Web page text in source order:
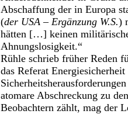
Abschaffung der in Europa
(der USA – Ergänzung W.S.)
hätten […] keinen
Ahnungslosigkeit.“
Rühle schrieb früher Reden
das Referat
atomare Abschreckung zu
Beobachtern zählt, mag der